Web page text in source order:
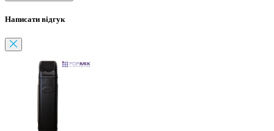
Написати відгук